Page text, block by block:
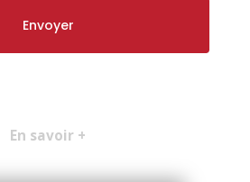
En savoir +